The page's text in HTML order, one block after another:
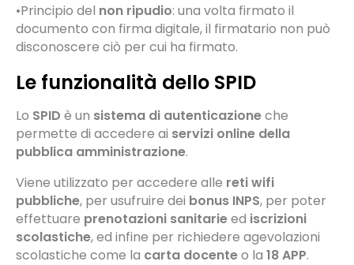
•Principio del non ripudio: una volta firmato il
documento con firma digitale, il firmatario non può
disconoscere ciò per cui ha firmato.
Le funzionalità dello SPID
Lo SPID è un sistema di autenticazioneche
permette di accedere ai servizi online della
pubblica amministrazione.
Viene utilizzato per accedere alle retiwifi
pubbliche, per usufruire dei bonus INPS, per poter
effettuare prenotazioni sanitarieed iscrizioni
scolastiche, ed infine per richiedere agevolazioni
scolastiche come la carta docenteo la 18APP.